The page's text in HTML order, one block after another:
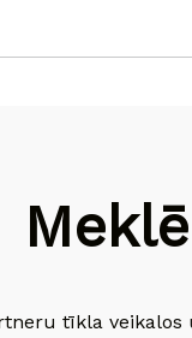
tīkla